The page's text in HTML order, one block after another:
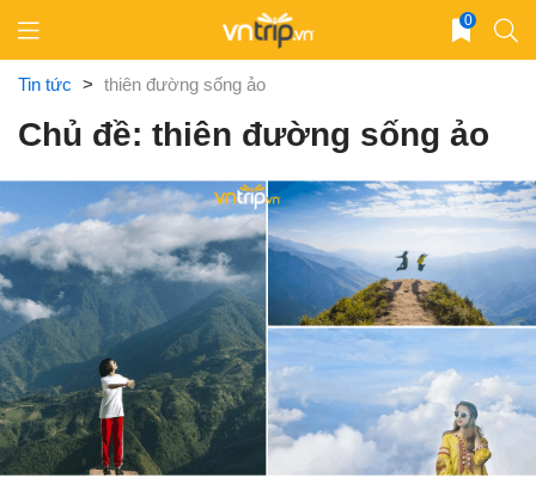
content
0
Tin tức > thiên đường sống ảo
Chủ đề: thiên đường sống ảo